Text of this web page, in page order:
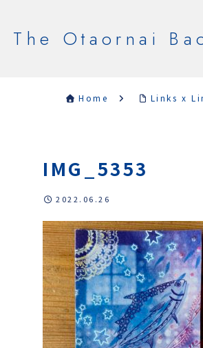
The Otaornai
Home Links x
IMG_5353
2022.06.26